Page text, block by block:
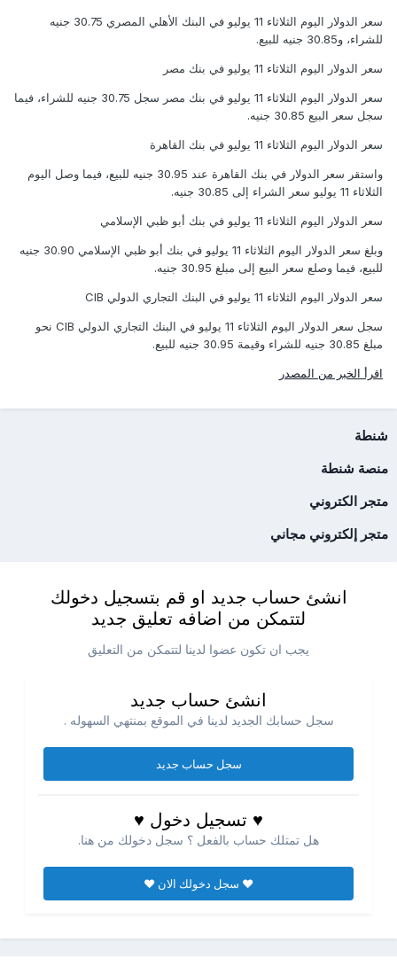
سعر الدولار اليوم الثلاثاء 11 يوليو في البنك الأهلي المصري 30.75 جنيه
للشراء، و30.85 جنيه للبيع.
سعر الدولار اليوم الثلاثاء 11 يوليو في بنك مصر
سعر الدولار اليوم الثلاثاء 11 يوليو في بنك مصر سجل 30.75 جنيه للشراء، فيما
سجل سعر البيع 30.85 جنيه.
سعر الدولار اليوم الثلاثاء 11 يوليو في بنك القاهرة
واستقر سعر الدولار في بنك القاهرة عند 30.95 جنيه للبيع، فيما وصل اليوم
الثلاثاء 11 يوليو سعر الشراء إلى 30.85 جنيه.
سعر الدولار اليوم الثلاثاء 11 يوليو في بنك أبو ظبي الإسلامي
وبلغ سعر الدولار اليوم الثلاثاء 11 يوليو في بنك أبو ظبي الإسلامي 30.90 جنيه
للبيع، فيما وصلع سعر البيع إلى مبلغ 30.95 جنيه.
سعر الدولار اليوم الثلاثاء 11 يوليو في البنك التجاري الدولي CIB
سجل سعر الدولار اليوم الثلاثاء 11 يوليو في البنك التجاري الدولي CIB نحو
مبلغ 30.85 جنيه للشراء وقيمة 30.95 جنيه للبيع.
اقرأ الخبر من المصدر
شنطة
منصة شنطة
متجر الكتروني
متجر إلكتروني مجاني
انشئ حساب جديد او قم بتسجيل دخولك
لتتمكن من اضافه تعليق جديد
يجب ان تكون عضوا لدينا لتتمكن من التعليق
انشئ حساب جديد
سجل حسابك الجديد لدينا في الموقع بمنتهي السهوله .
سجل حساب جديد
♥ تسجيل دخول ♥
هل تمتلك حساب بالفعل ؟ سجل دخولك من هنا.
♥ سجل دخولك الان ♥